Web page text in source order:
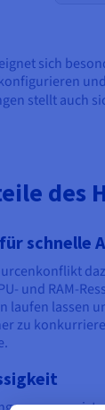
sich
stellt auch
des
schnelle
und RAM-
laufen lassen
zu